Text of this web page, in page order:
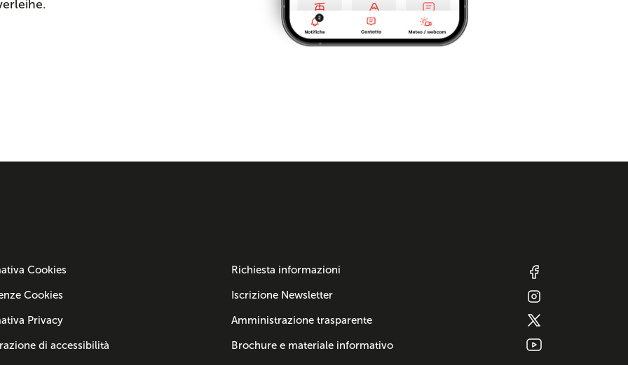
Cookies
Cookies
Privacy
di accessibilità
Richiesta informazioni
Iscrizione Newsletter
Amministrazione trasparente
Brochure e materiale informativo